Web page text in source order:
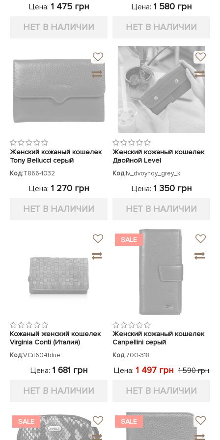
Цена: 1 475 грн
НЕТ В НАЛИЧИИ
Цена: 1 580 грн
НЕТ В НАЛИЧИИ
Женский кожаный кошелек
Tony Bellucci серый
Код:T866-1032
Цена: 1 270 грн
НЕТ В НАЛИЧИИ
Женский кожаный кошелек
Двойной Level
Код:lv_dvoynoy_grey_k
Цена: 1 350 грн
НЕТ В НАЛИЧИИ
Кожаный женский кошелек
Virginia Conti (Италия)
Код:VCit604blue
Цена: 1 681 грн
НЕТ В НАЛИЧИИ
SALE
Женский кожаный кошелек
Canpellini серый
Код:700-318
Цена: 1 497 грн 1 590 грн
НЕТ В НАЛИЧИИ
SALE SALE